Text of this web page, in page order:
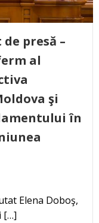
presă –
al
şi
în
Elena Doboş,
[…]